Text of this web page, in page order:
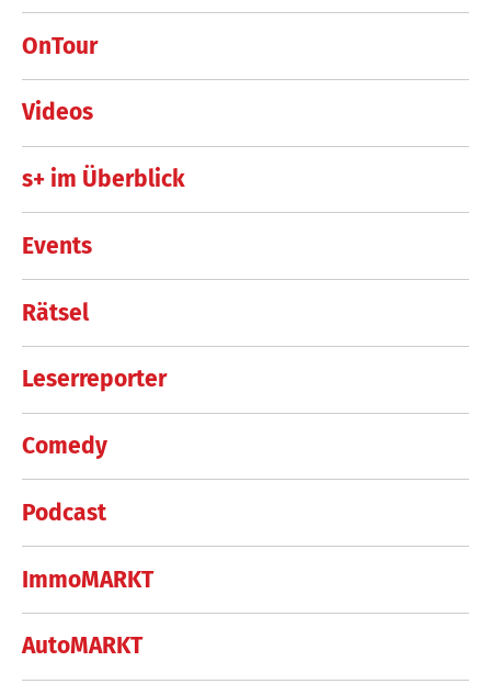
OnTour
Videos
s+ im Überblick
Events
Rätsel
Leserreporter
Comedy
Podcast
ImmoMARKT
AutoMARKT